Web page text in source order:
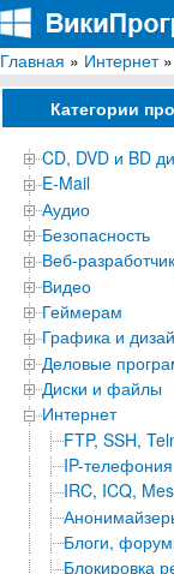
ВикиПрограммы
Энциклопедия
Главная » Интернет»
Категории
CD, DVD и BD
E-Mail
Аудио
Безопасность
Веб-
Видео
Геймерам
Графика и
Деловые
Диски и файлы
Интернет
FTP, SSH,
IP-телефония
IRC, ICQ,
Блоги,
Блокировка